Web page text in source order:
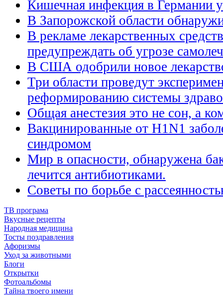
Кишечная инфекция в Германии
В Запорожской области
В рекламе лекарственных
предупреждать об угрозе
В США одобрили новое
Три области проведут
реформированию системы
Общая анестезия это не сон, а
Вакцинированные от H1N1
синдромом
Мир в опасности, обнаружена
лечится антибиотиками.
Советы по борьбе с
ТВ програма
Вкусные рецепты
Народная медицина
Тосты поздравления
Афоризмы
Уход за животными
Блоги
Открытки
Фотоальбомы
Тайна твоего имени